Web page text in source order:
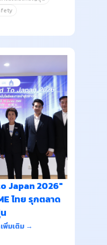
Japan 2026"
ไทย รุกตลาด
พิ่มเติม →